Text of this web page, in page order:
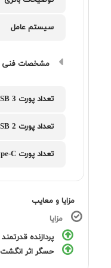
سیستم عامل
مشخصات فنی
تعداد پورت USB 3
تعداد پورت USB 2
تعداد پورت USB Type-C
مزایا و معایب
مزایا
پردازنده قدرتمند i5 13420H
حسگر اثر انگشت